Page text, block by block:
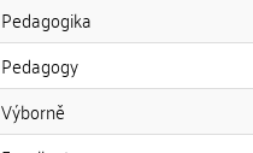
Pedagogika
Pedagogy
Výborně